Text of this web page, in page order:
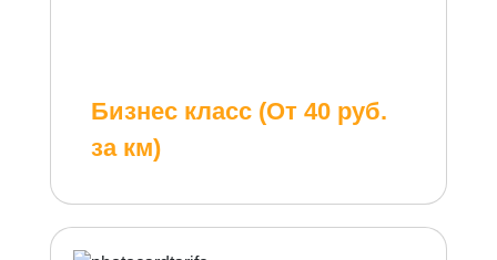
Бизнес класс (От 40 руб.
за км)